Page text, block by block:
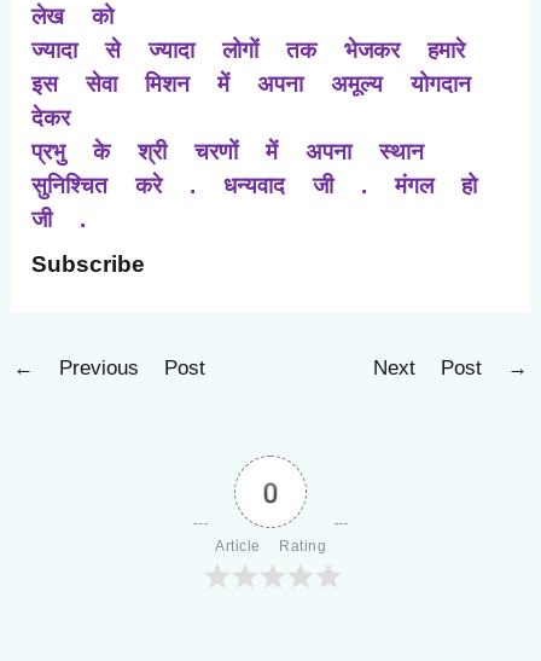
लेख को
ज्यादा से ज्यादा लोगों तक भेजकर हमारे
इस सेवा मिशन में अपना अमूल्य योगदान
देकर
प्रभु के श्री चरणों में अपना स्थान
सुनिश्चित करे . धन्यवाद जी . मंगल हो
जी .
Subscribe
← Previous Post Next Post →
0
Article Rating